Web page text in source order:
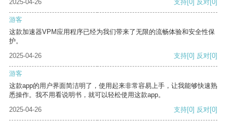
2025-04-26
支持[0] 反对[0]
游客
这款加速器VPM应用程序已经为我们带来了无限的流畅体验和安全性保
护。
2025-04-26
支持[0] 反对[0]
游客
这款app的用户界面简洁明了，使用起来非常容易上手，让我能够快速熟
悉操作。我不用看说明书，就可以轻松使用这款app。
2025-04-26
支持[0] 反对[0]